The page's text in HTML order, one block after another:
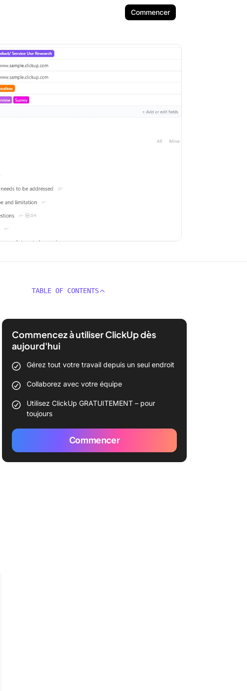
Commencer
TABLE OF CONTENTS
Commencez à utiliser ClickUp dès
aujourd'hui
Gérez tout votre travail depuis un seul endroit
Collaborez avec votre équipe
Utilisez ClickUp GRATUITEMENT – pour
toujours
Commencer